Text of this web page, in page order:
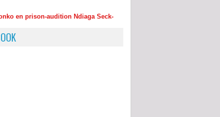
révélation de Mollah Morguen
sur les discours